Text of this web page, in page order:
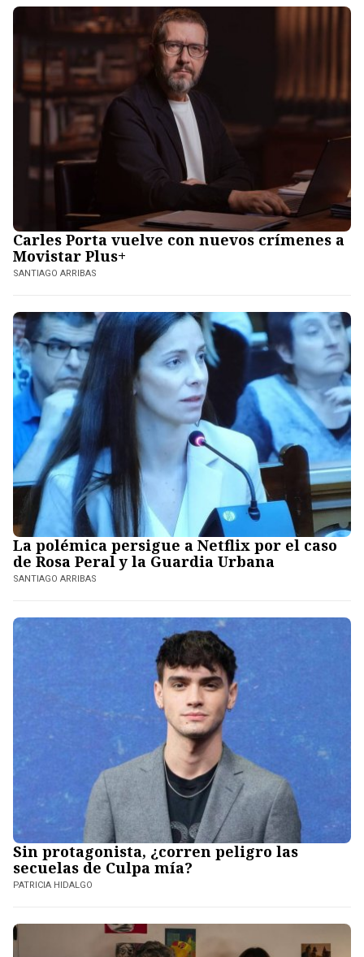
Carles Porta vuelve con nuevos crímenes a
Movistar Plus+
SANTIAGO ARRIBAS
La polémica persigue a Netflix por el caso
de Rosa Peral y la Guardia Urbana
SANTIAGO ARRIBAS
Sin protagonista, ¿corren peligro las
secuelas de Culpa mía?
PATRICIA HIDALGO